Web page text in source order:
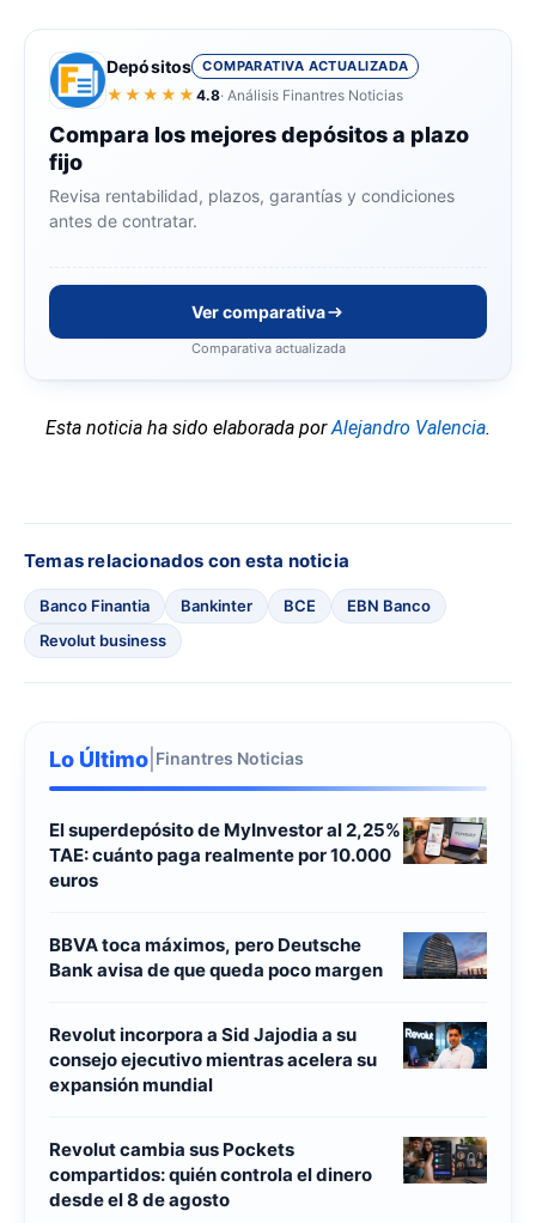
Depósitos COMPARATIVA ACTUALIZADA
★★★★★ 4.8· Análisis Finantres Noticias
Compara los mejores depósitos a plazo
fijo
Revisa rentabilidad, plazos, garantías y condiciones
antes de contratar.
Ver comparativa
Comparativa actualizada
Esta noticia ha sido elaborada porAlejandro Valencia.
Temas relacionados con esta noticia
Banco Finantia Bankinter BCE
EBN Banco
Revolut business
Lo Último Finantres Noticias
El superdepósito de MyInvestor al 2,25%
TAE: cuánto paga realmente por 10.000
euros
BBVA toca máximos, pero Deutsche
Bank avisa de que queda poco margen
Revolut incorpora a Sid Jajodia a su
consejo ejecutivo mientras acelera su
expansión mundial
Revolut cambia sus Pockets
compartidos: quién controla el dinero
desde el 8 de agosto